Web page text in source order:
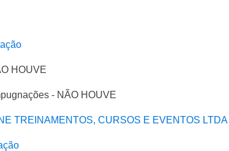
HOUVE
- NÃO HOUVE
TREINAMENTOS, CURSOS E EVENTOS